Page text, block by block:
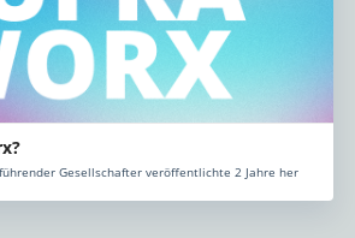
Gesellschafter veröffentlichte 2 Jahre her